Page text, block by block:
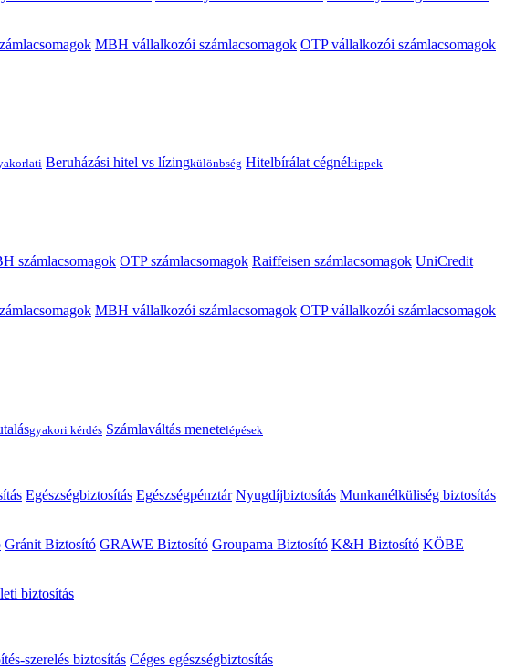
MBH vállalkozói számlacsomagok OTP vállalkozói számlacsomagok
Beruházási hitel vs lízingkülönbség Hitelbírálat cégnéltippek
számlacsomagok OTP számlacsomagok Raiffeisen számlacsomagok UniCredit
MBH vállalkozói számlacsomagok OTP vállalkozói számlacsomagok
gyakori kérdés Számlaváltás menetelépések
Egészségbiztosítás Egészségpénztár Nyugdíjbiztosítás Munkanélküliség biztosítás
Gránit Biztosító GRAWE Biztosító Groupama Biztosító K&H Biztosító KÖBE
biztosítás
szerelés biztosítás Céges egészségbiztosítás